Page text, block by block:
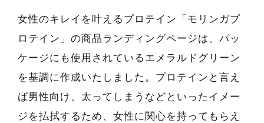
女性のキレイを叶えるプロテイン「モリンガプ
ロテイン」の商品ランディングページは、パッ
ケージにも使用されているエメラルドグリーン
を基調に作成いたしました。プロテインと言え
ば男性向け、太ってしまうなどといったイメー
ジを払拭するため、女性に関心を持ってもらえ